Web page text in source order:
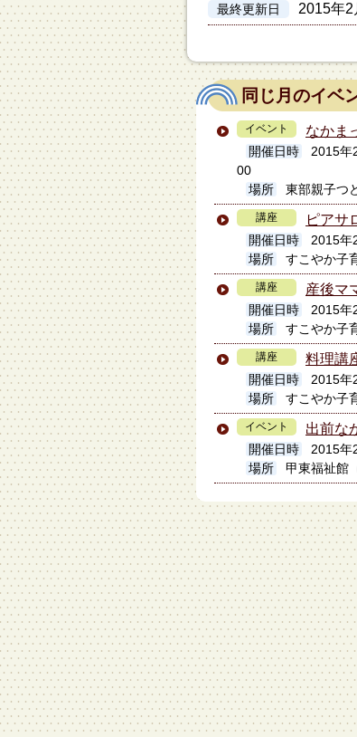
最終更新日 2015年2
同じ月のイベ
イベント なかま
開催日時
2015
00
場所
東部親子つ
講座 ピアサ
開催日時
2015年
場所
すこやか子
講座 産後マ
開催日時
2015年
場所
すこやか子
講座 料理講
開催日時
2015年
場所
すこやか子
イベント 出前な
開催日時
2015年
場所
甲東福祉館